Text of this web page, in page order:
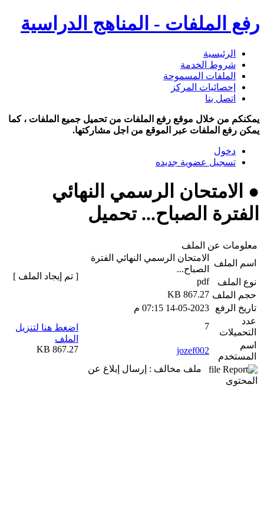
رفع الملفات - المناهج الدراسية
الرئيسية
شروط الخدمة
الملفات المسموحة
إحصائيات المركز
اتصل بنا
يمكنكم من خلال موقع رفع الملفات من تحميل جميع الملفات ، كما
يمكن رفع الملفات عبر الموقع من اجل مشاركتها.
دخول
تسجيل عضوية جديده
● الامتحان الرسمي النهائي
الفترة الصباح... تحميل
معلومات عن الملف
اسم الملف
الامتحان الرسمي النهائي الفترة
الصباح...
نوع الملف
pdf
حجم الملف 867.27 KB
تاريخ الرفع
14-05-2023 07:15 م
عدد
التحميلات
7
اسم
المستخدم
jozef002
ملف مخالف : إرسال إبلاغ عن
المحتوى
[ تم إيجاد الملف ]
اضغط هنا لتنزيل
الملف
867.27 KB